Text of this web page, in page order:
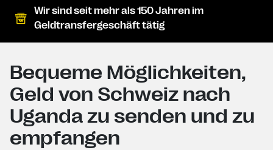
Wir sind seit mehr als 150 Jahren im
Geldtransfergeschäft tätig
Bequeme Möglichkeiten,
Geld von Schweiz nach
Uganda zu senden und zu
empfangen